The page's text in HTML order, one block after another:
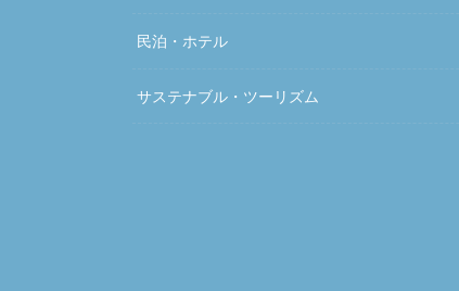
民泊・ホテル
サステナブル・ツーリズム